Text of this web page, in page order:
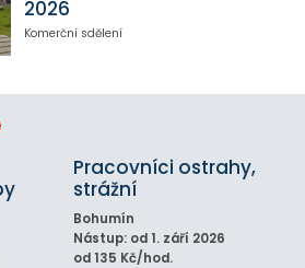
2026
Komerční sdělení
Pracovníci ostrahy,
strážní
Bohumín
Nástup: od 1. září 2026
od 135 Kč/hod.